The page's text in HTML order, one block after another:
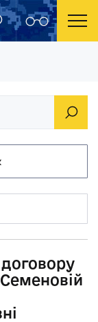
дозвіл на